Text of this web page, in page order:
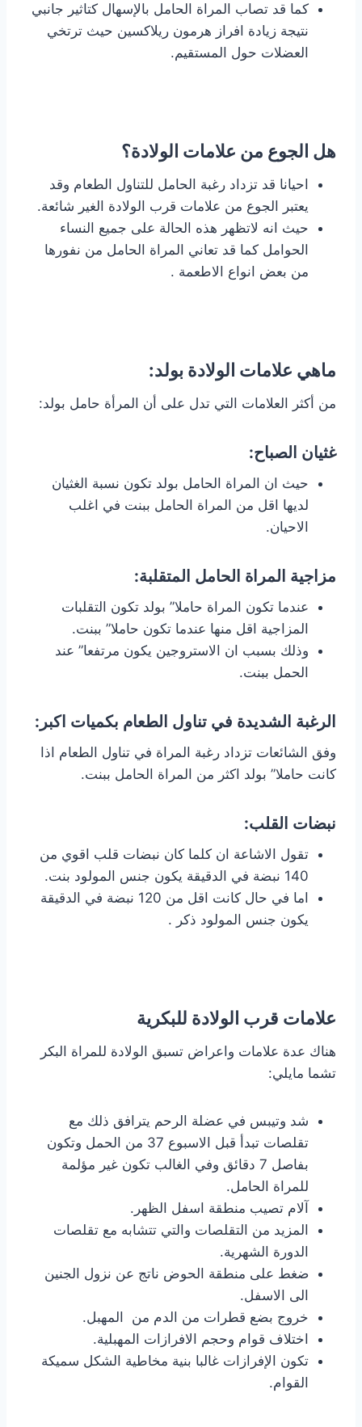
كما قد تصاب المراة الحامل بالإسهال كتاثير جانبي
نتيجة زيادة افراز هرمون ريلاكسين حيث ترتخي
العضلات حول المستقيم.
هل الجوع من علامات الولادة؟
احيانا قد تزداد رغبة الحامل للتناول الطعام وقد
يعتبر الجوع من علامات قرب الولادة الغير شائعة.
حيث انه لاتظهر هذه الحالة على جميع النساء
الحوامل كما قد تعاني المراة الحامل من نفورها
من بعض انواع الاطعمة .
ماهي علامات الولادة بولد:
من أكثر العلامات التي تدل على أن المرأة حامل بولد:
غثيان الصباح:
حيث ان المراة الحامل بولد تكون نسبة الغثيان
لديها اقل من المراة الحامل ببنت في اغلب
الاحيان.
مزاجية المراة الحامل المتقلبة:
عندما تكون المراة حاملا” بولد تكون التقلبات
المزاجية اقل منها عندما تكون حاملا” ببنت.
وذلك بسبب ان الاستروجين يكون مرتفعا” عند
الحمل ببنت.
الرغبة الشديدة في تناول الطعام بكميات اكبر:
وفق الشائعات تزداد رغبة المراة في تناول الطعام اذا
كانت حاملا” بولد اكثر من المراة الحامل ببنت.
نبضات القلب:
تقول الاشاعة ان كلما كان نبضات قلب اقوي من
140 نبضة في الدقيقة يكون جنس المولود بنت.
اما في حال كانت اقل من 120 نبضة في الدقيقة
يكون جنس المولود ذكر .
علامات قرب الولادة للبكرية
هناك عدة علامات واعراض تسبق الولادة للمراة البكر
تشما مايلي:
شد وتيبس في عضلة الرحم يترافق ذلك مع
تقلصات تبدأ قبل الاسبوع 37 من الحمل وتكون
بفاصل 7 دقائق وفي الغالب تكون غير مؤلمة
للمراة الحامل.
آلام تصيب منطقة اسفل الظهر.
المزيد من التقلصات والتي تتشابه مع تقلصات
الدورة الشهرية.
ضغط على منطقة الحوض ناتج عن نزول الجنين
الى الاسفل.
خروج بضع قطرات من الدم من المهبل.
اختلاف قوام وحجم الافرازات المهبلية.
تكون الإفرازات غالبا بنية مخاطية الشكل سميكة
القوام.